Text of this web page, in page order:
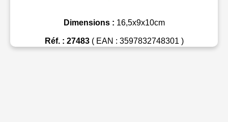
Dimensions : 16,5x9x10cm
Réf. : 27483( EAN : 3597832748301 )